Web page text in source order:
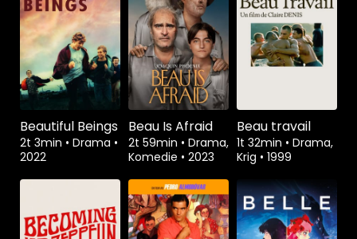
Beautiful Beings
2t 3min • Drama •
2022
Beau Is Afraid
2t 59min • Drama,
Komedie • 2023
Beau travail
1t 32min • Drama,
Krig • 1999